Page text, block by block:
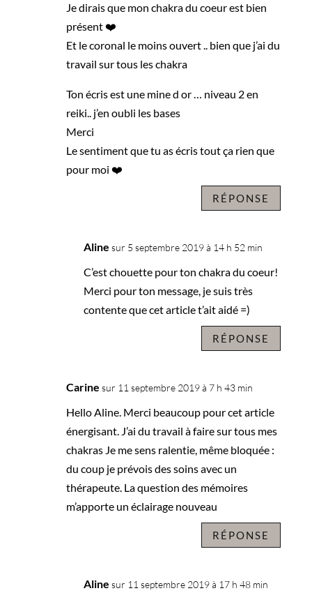
Je dirais que mon chakra du coeur est bien
présent ❤️
Et le coronal le moins ouvert .. bien que j’ai du
travail sur tous les chakra
Ton écris est une mine d or … niveau 2 en
reiki.. j’en oubli les bases
Merci
Le sentiment que tu as écris tout ça rien que
pour moi ❤️
RÉPONSE
Aline sur 5 septembre 2019 à 14 h 52 min
C’est chouette pour ton chakra du coeur!
Merci pour ton message, je suis très
contente que cet article t’ait aidé =)
RÉPONSE
Carine sur 11 septembre 2019 à 7 h 43 min
Hello Aline. Merci beaucoup pour cet article
énergisant. J’ai du travail à faire sur tous mes
chakras Je me sens ralentie, même bloquée :
du coup je prévois des soins avec un
thérapeute. La question des mémoires
m’apporte un éclairage nouveau
RÉPONSE
Aline sur 11 septembre 2019 à 17 h 48 min